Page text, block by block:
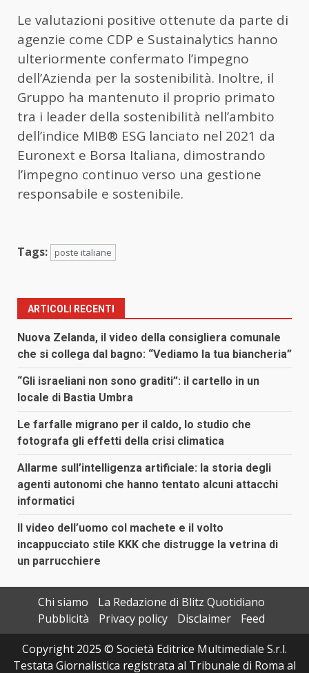
Le valutazioni positive ottenute da parte di
agenzie come CDP e Sustainalytics hanno
ulteriormente confermato l’impegno
dell’Azienda per la sostenibilità. Inoltre, il
Gruppo ha mantenuto il proprio primato
tra i leader della sostenibilità nell’ambito
dell’indice MIB® ESG lanciato nel 2021 da
Euronext e Borsa Italiana, dimostrando
l’impegno continuo verso una gestione
responsabile e sostenibile.
Tags: poste italiane
ARTICOLI RECENTI
Nuova Zelanda, il video della consigliera comunale
che si collega dal bagno: “Vediamo la tua biancheria”
“Gli israeliani non sono graditi”: il cartello in un
locale di Bastia Umbra
Le farfalle migrano per il caldo, lo studio che
fotografa gli effetti della crisi climatica
Allarme sull’intelligenza artificiale: la storia degli
agenti autonomi che hanno tentato alcuni attacchi
informatici
Il video dell’uomo col machete e il volto
incappucciato stile KKK che distrugge la vetrina di
un parrucchiere
Chi siamo
La Redazione di Blitz Quotidiano
Pubblicità
Privacy policy Disclaimer
Feed
Copyright 2025 © Società Editrice Multimediale S.r.l.
Testata Giornalistica registrata al Tribunale di Roma al